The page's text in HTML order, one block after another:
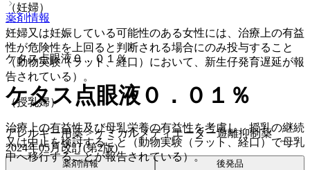
（妊婦）
妊婦又は妊娠している可能性のある女性には、治療上の有益
性が危険性を上回ると判断される場合にのみ投与すること
（動物実験（ラット、経口）において、新生仔発育遅延が報
告されている）。
（授乳婦）
治療上の有益性及び母乳栄養の有益性を考慮し、授乳の継続
又は中止を検討すること（動物実験（ラット、経口）で母乳
中へ移行することが報告されている）。
薬剤情報
ケタス点眼液０．０１％
ケタス点眼液０．０１％
アレルギー用薬 > ケミカルメディエーター遊離抑制薬
2024年05月改訂(第2版)
薬剤情報 後発品